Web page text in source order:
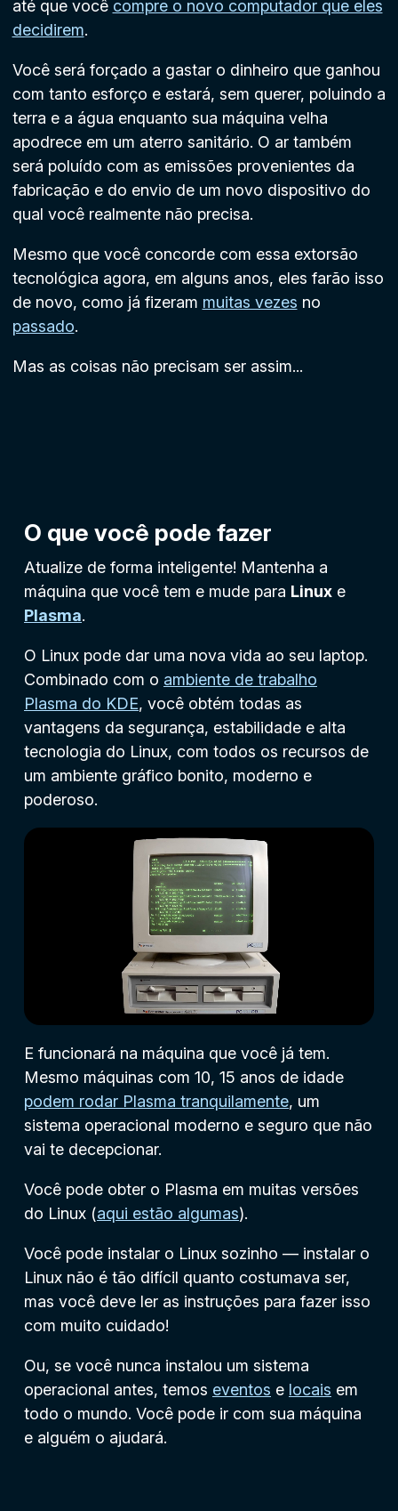
até que você compre o novo computador que eles
decidirem.
Você será forçado a gastar o dinheiro que ganhou
com tanto esforço e estará, sem querer, poluindo a
terra e a água enquanto sua máquina velha
apodrece em um aterro sanitário. O ar também
será poluído com as emissões provenientes da
fabricação e do envio de um novo dispositivo do
qual você realmente não precisa.
Mesmo que você concorde com essa extorsão
tecnológica agora, em alguns anos, eles farão isso
de novo, como já fizeram muitas vezes no
passado.
Mas as coisas não precisam ser assim...
O que você pode fazer
Atualize de forma inteligente! Mantenha a
máquina que você tem e mude para Linux e
Plasma.
O Linux pode dar uma nova vida ao seu laptop.
Combinado com o ambiente de trabalho
Plasma do KDE, você obtém todas as
vantagens da segurança, estabilidade e alta
tecnologia do Linux, com todos os recursos de
um ambiente gráfico bonito, moderno e
poderoso.
E funcionará na máquina que você já tem.
Mesmo máquinas com 10, 15 anos de idade
podem rodar Plasma tranquilamente, um
sistema operacional moderno e seguro que não
vai te decepcionar.
Você pode obter o Plasma em muitas versões
do Linux (aqui estão algumas).
Você pode instalar o Linux sozinho — instalar o
Linux não é tão difícil quanto costumava ser,
mas você deve ler as instruções para fazer isso
com muito cuidado!
Ou, se você nunca instalou um sistema
operacional antes, temos eventos e locais em
todo o mundo. Você pode ir com sua máquina
e alguém o ajudará.